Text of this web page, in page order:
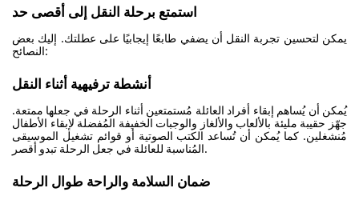
استمتع برحلة النقل إلى أقصى حد
يمكن لتحسين تجربة النقل أن يضفي طابعًا إيجابيًا على عطلتك. إليك بعض
النصائح:
أنشطة ترفيهية أثناء النقل
يُمكن أن يُساهم إبقاء أفراد العائلة مُستمتعين أثناء الرحلة في جعلها ممتعة.
جهّز حقيبة مليئة بالألعاب والألغاز والوجبات الخفيفة المُفضلة لإبقاء الأطفال
مُنشغلين. كما يُمكن أن تُساعد الكتب الصوتية أو قوائم تشغيل الموسيقى
المُناسبة للعائلة في جعل الرحلة تبدو أقصر.
ضمان السلامة والراحة طوال الرحلة